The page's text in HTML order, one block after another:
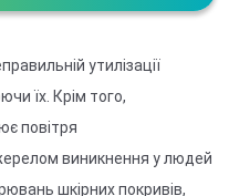
утилізації
їх. Крім того,
повітря
виникнення у людей
шкірних покривів,